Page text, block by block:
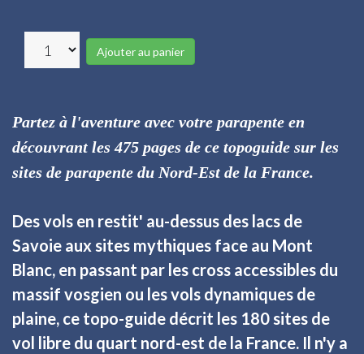
Ajouter au panier
Partez à l'aventure avec votre parapente en
découvrant les 475 pages de ce topoguide sur les
sites de parapente du Nord-Est de la France.
Des vols en restit' au-dessus des lacs de
Savoie aux sites mythiques face au Mont
Blanc, en passant par les cross accessibles du
massif vosgien ou les vols dynamiques de
plaine, ce topo-guide décrit les 180 sites de
vol libre du quart nord-est de la France. Il n'y a